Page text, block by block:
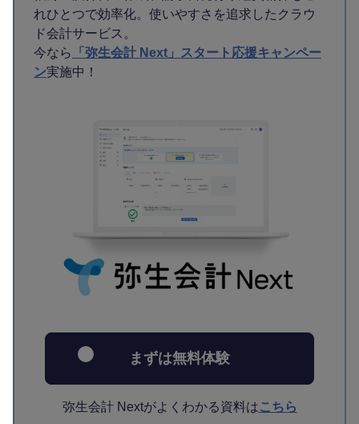
れひとつで効率化。使いやすさを追求したクラウ
ド会計サービス。
今なら
「弥生会計 Next」スタート応援キャンペー
ン実施中！
まずは無料体験
弥生会計 Nextがよくわかる資料はこちら